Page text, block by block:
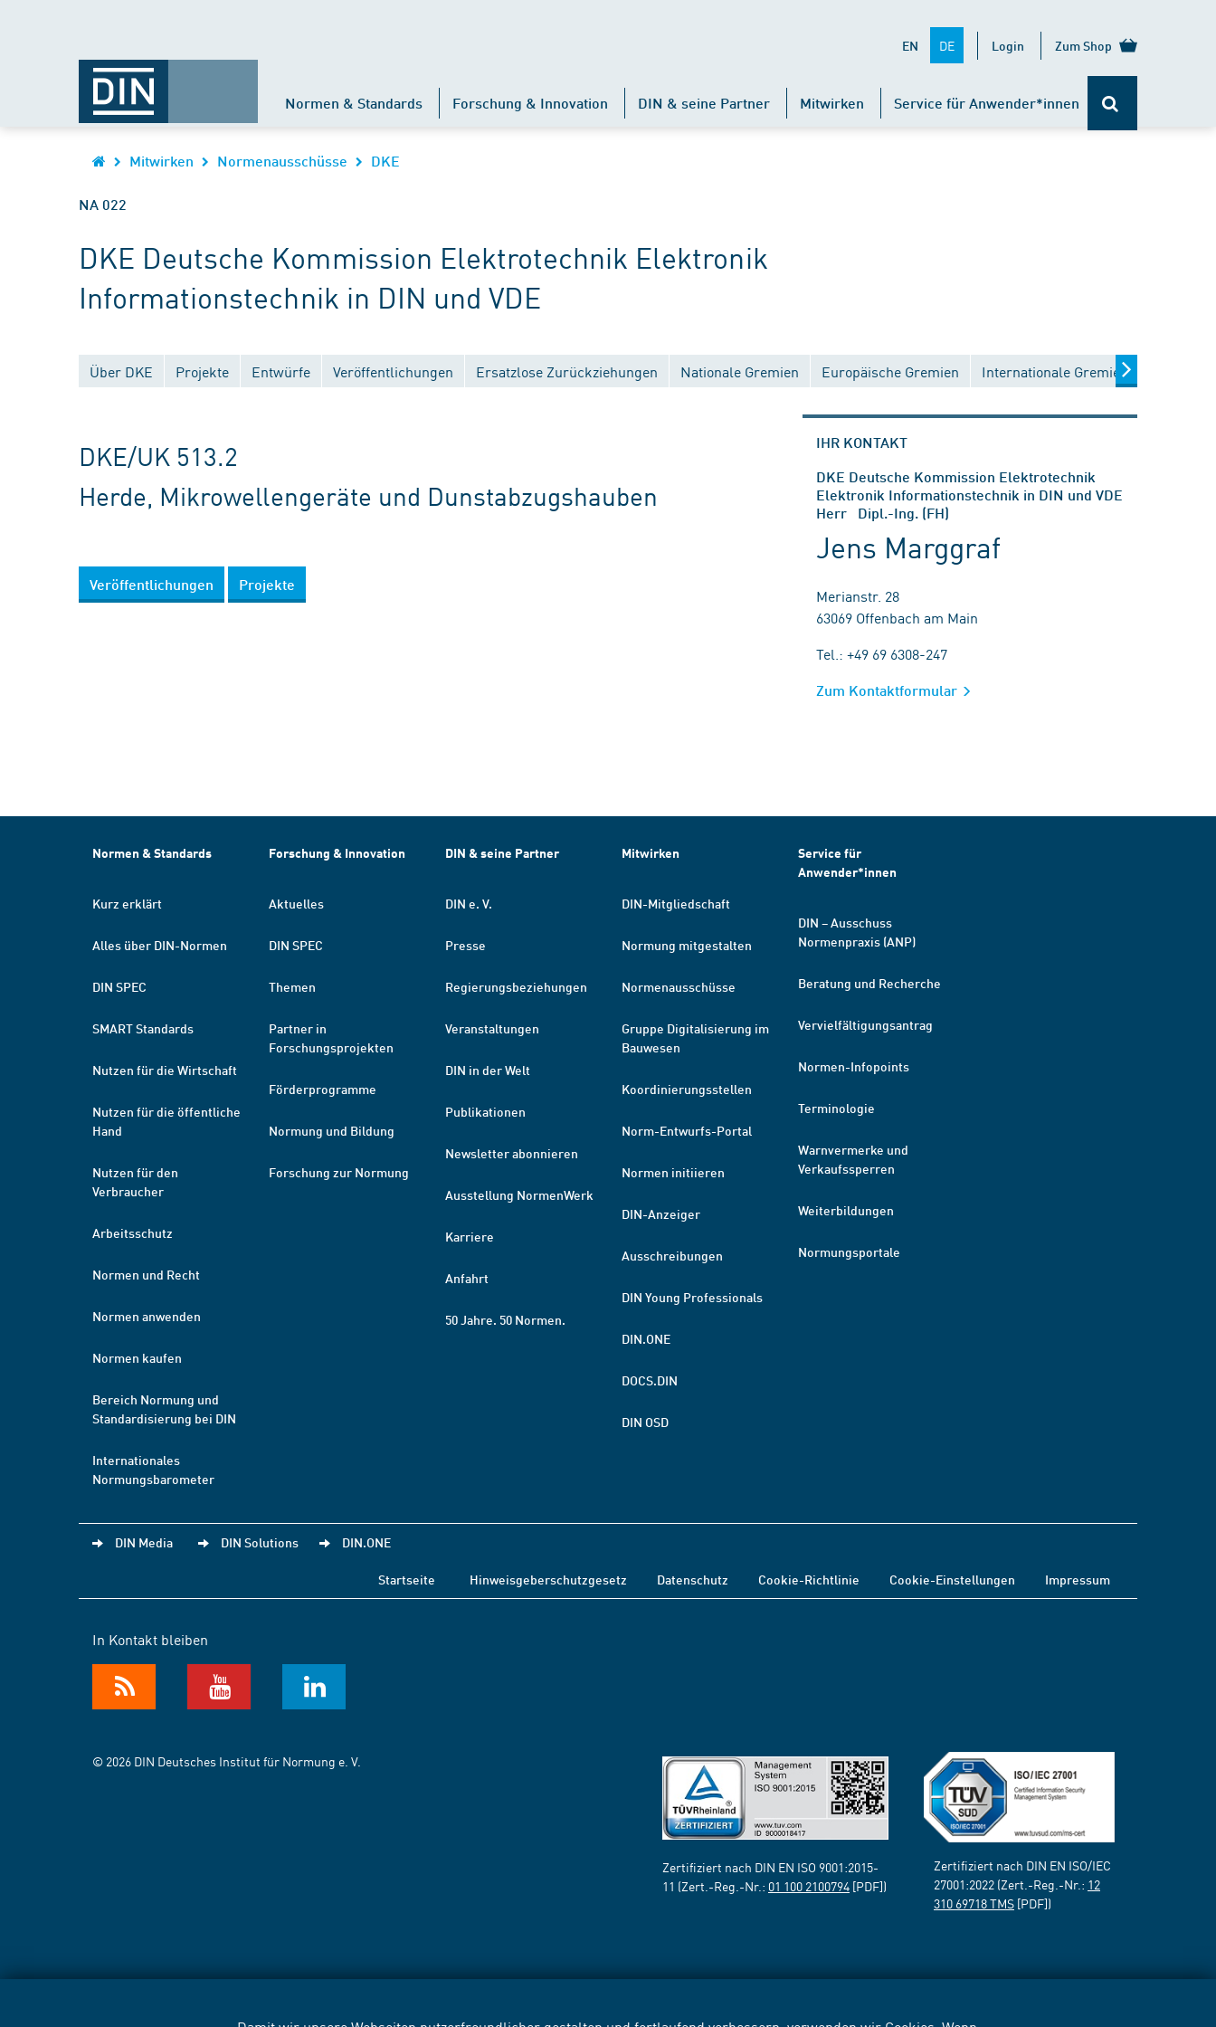
EN DE Login Zum Shop
Normen & Standards Forschung & Innovation DIN & seine Partner Mitwirken Service für Anwender*innen
Mitwirken Normenausschüsse DKE
NA 022
DKE Deutsche Kommission Elektrotechnik Elektronik
Informationstechnik in DIN und VDE
Über DKE Projekte Entwürfe Veröffentlichungen Ersatzlose Zurückziehungen Nationale Gremien Europäische Gremien Internationale Gremien
DKE/UK 513.2
Herde, Mikrowellengeräte und Dunstabzugshauben
Veröffentlichungen Projekte
IHR KONTAKT
DKE Deutsche Kommission Elektrotechnik
Elektronik Informationstechnik in DIN und VDE
Herr Dipl.-Ing. (FH)
Jens Marggraf
Merianstr. 28
63069 Offenbach am Main
Tel.: +49 69 6308-247
Zum Kontaktformular
Normen & Standards
Kurz erklärt
Alles über DIN-Normen
DIN SPEC
SMART Standards
Nutzen für die Wirtschaft
Nutzen für die öffentliche
Hand
Nutzen für den
Verbraucher
Arbeitsschutz
Normen und Recht
Normen anwenden
Normen kaufen
Bereich Normung und
Standardisierung bei DIN
Internationales
Normungsbarometer
Forschung & Innovation
Aktuelles
DIN SPEC
Themen
Partner in
Forschungsprojekten
Förderprogramme
Normung und Bildung
Forschung zur Normung
DIN & seine Partner
DIN e. V.
Presse
Regierungsbeziehungen
Veranstaltungen
DIN in der Welt
Publikationen
Newsletter abonnieren
Ausstellung NormenWerk
Karriere
Anfahrt
50 Jahre. 50 Normen.
Mitwirken
DIN-Mitgliedschaft
Normung mitgestalten
Normenausschüsse
Gruppe Digitalisierung im
Bauwesen
Koordinierungsstellen
Norm-Entwurfs-Portal
Normen initiieren
DIN-Anzeiger
Ausschreibungen
DIN Young Professionals
DIN.ONE
DOCS.DIN
DIN OSD
Service für
Anwender*innen
DIN – Ausschuss
Normenpraxis (ANP)
Beratung und Recherche
Vervielfältigungsantrag
Normen-Infopoints
Terminologie
Warnvermerke und
Verkaufssperren
Weiterbildungen
Normungsportale
DIN Media DIN Solutions DIN.ONE
Startseite Hinweisgeberschutzgesetz Datenschutz Cookie-Richtlinie Cookie-Einstellungen Impressum
In Kontakt bleiben
© 2026 DIN Deutsches Institut für Normung e. V.
Zertifiziert nach DIN EN ISO 9001:2015-
11 (Zert.-Reg.-Nr.: 01 100 2100794 [PDF])
Zertifiziert nach DIN EN ISO/IEC
27001:2022 (Zert.-Reg.-Nr.: 12
310 69718 TMS [PDF])